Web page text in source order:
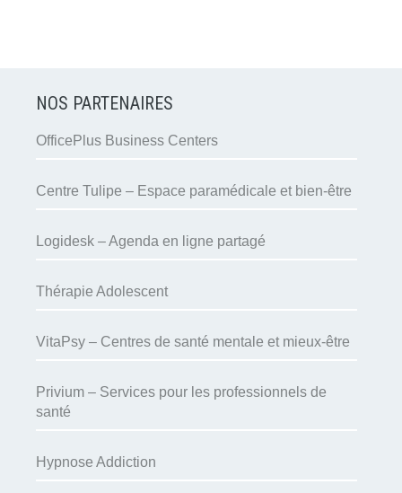
NOS PARTENAIRES
OfficePlus Business Centers
Centre Tulipe – Espace paramédicale et bien-être
Logidesk – Agenda en ligne partagé
Thérapie Adolescent
VitaPsy – Centres de santé mentale et mieux-être
Privium – Services pour les professionnels de
santé
Hypnose Addiction